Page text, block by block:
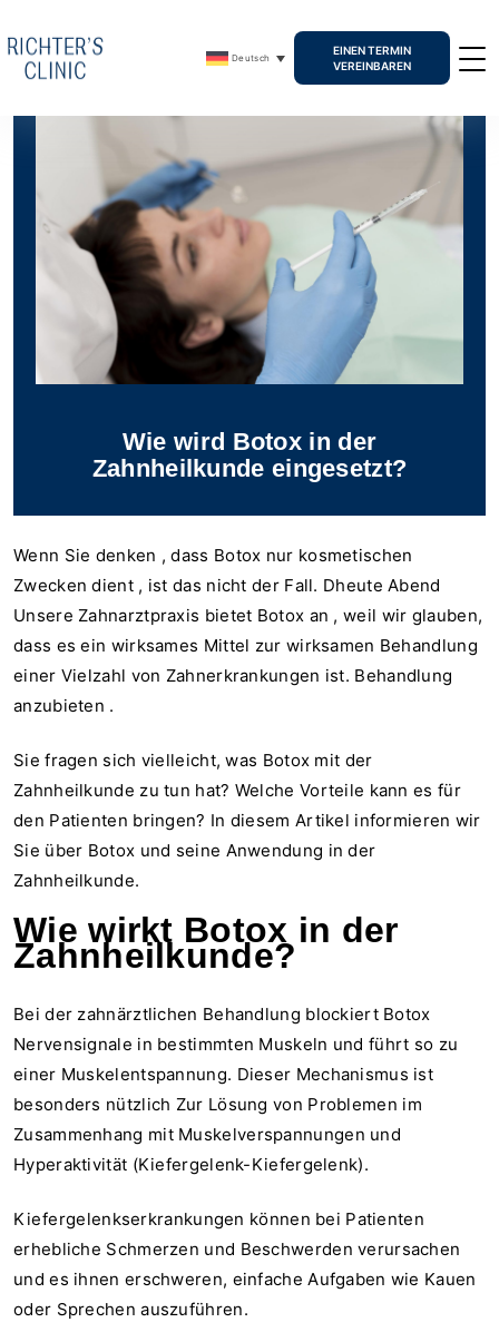
Deutsch
EINEN TERMIN
VEREINBAREN
Wie wird Botox in der
Zahnheilkunde eingesetzt?
Wenn Sie denken , dass Botox nur kosmetischen
Zwecken dient , ist das nicht der Fall. Dheute Abend
Unsere Zahnarztpraxis bietet Botox an , weil wir glauben,
dass es ein wirksames Mittel zur wirksamen Behandlung
einer Vielzahl von Zahnerkrankungen ist. Behandlung
anzubieten .
Sie fragen sich vielleicht, was Botox mit der
Zahnheilkunde zu tun hat? Welche Vorteile kann es für
den Patienten bringen? In diesem Artikel informieren wir
Sie über Botox und seine Anwendung in der
Zahnheilkunde.
Wie wirkt Botox in der
Zahnheilkunde?
Bei der zahnärztlichen Behandlung blockiert Botox
Nervensignale in bestimmten Muskeln und führt so zu
einer Muskelentspannung. Dieser Mechanismus ist
besonders nützlich Zur Lösung von Problemen im
Zusammenhang mit Muskelverspannungen und
Hyperaktivität (Kiefergelenk-Kiefergelenk).
Kiefergelenkserkrankungen können bei Patienten
erhebliche Schmerzen und Beschwerden verursachen
und es ihnen erschweren, einfache Aufgaben wie Kauen
oder Sprechen auszuführen.